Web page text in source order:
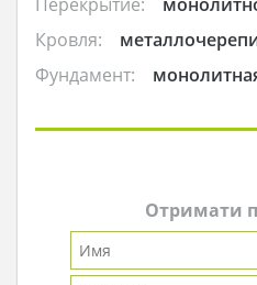
Кровля:
Фундамент:
Отримати